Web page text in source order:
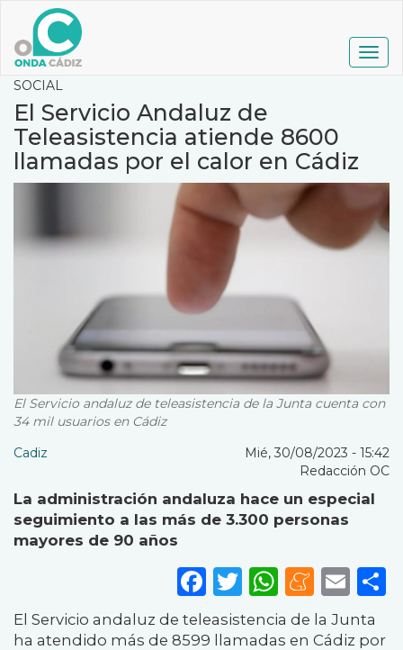
contenido
principal
SOCIAL
El Servicio Andaluz de
Teleasistencia atiende 8600
llamadas por el calor en Cádiz
El Servicio andaluz de teleasistencia de la Junta cuenta con
34 mil usuarios en Cádiz
Cadiz
Mié, 30/08/2023 - 15:42
Redacción OC
La administración andaluza hace un especial
seguimiento a las más de 3.300 personas
mayores de 90 años
Facebook
Twitter
El Servicio andaluz de teleasistencia de la Junta
ha atendido más de 8599 llamadas en Cádiz por